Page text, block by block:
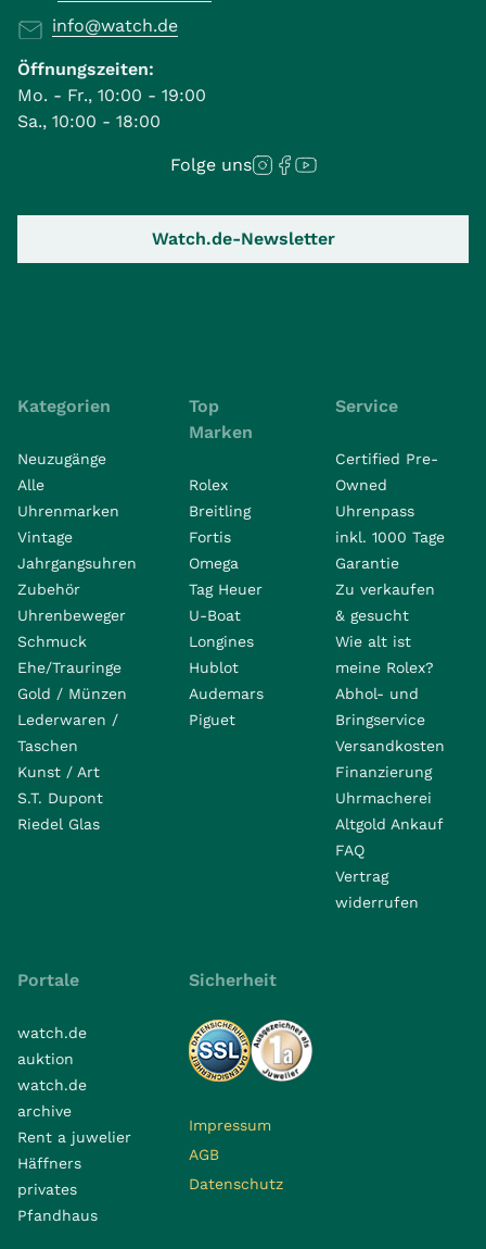
info@watch.de
Öffnungszeiten:
Mo. - Fr., 10:00 - 19:00
Sa., 10:00 - 18:00
Folge uns
Watch.de-Newsletter
Kategorien
Neuzugänge
Alle
Uhrenmarken
Vintage
Jahrgangsuhren
Zubehör
Uhrenbeweger
Schmuck
Ehe/Trauringe
Gold / Münzen
Lederwaren /
Taschen
Kunst / Art
S.T. Dupont
Riedel Glas
Top
Marken
Rolex
Breitling
Fortis
Omega
Tag Heuer
U-Boat
Longines
Hublot
Audemars
Piguet
Service
Certified Pre-
Owned
Uhrenpass
inkl. 1000 Tage
Garantie
Zu verkaufen
& gesucht
Wie alt ist
meine Rolex?
Abhol- und
Bringservice
Versandkosten
Finanzierung
Uhrmacherei
Altgold Ankauf
FAQ
Vertrag
widerrufen
Portale
watch.de
auktion
watch.de
archive
Rent a juwelier
Häffners
privates
Pfandhaus
Sicherheit
Impressum
AGB
Datenschutz